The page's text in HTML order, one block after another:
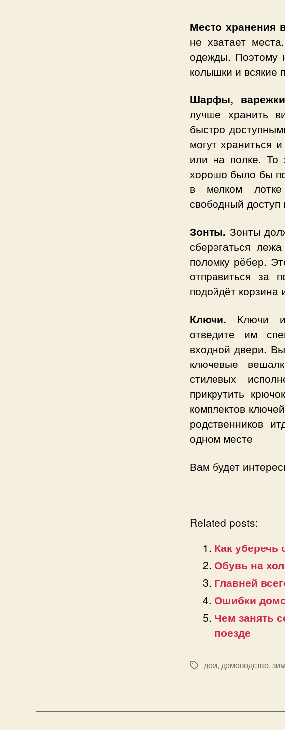
Место хранения
не хватает
одежды. Поэтому
колышки и всякие
Шарфы,
лучше хранить
быстро
могут храниться
или на полке. То
хорошо было бы
в мелком лотке
свободный доступ
Зонты. Зонты
сберегаться
поломку рёбер.
отправиться за
подойдёт корзина
Ключи. Ключи
отведите им
входной двери.
ключевые
стилевых
прикрутить
комплектов
родственников
одном месте
Вам будет
Related posts:
Как уберечь
Обувь на
Главней
Ошибки
Чем занять
поезде
Позначки
дом, домоводство,